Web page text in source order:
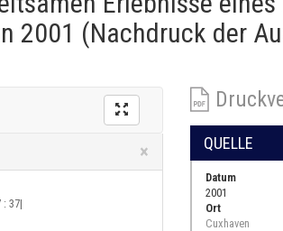
2001 (Nachdruck der
×Close
: 37|
QUELLE
Datum
2001
Ort
Cuxhaven